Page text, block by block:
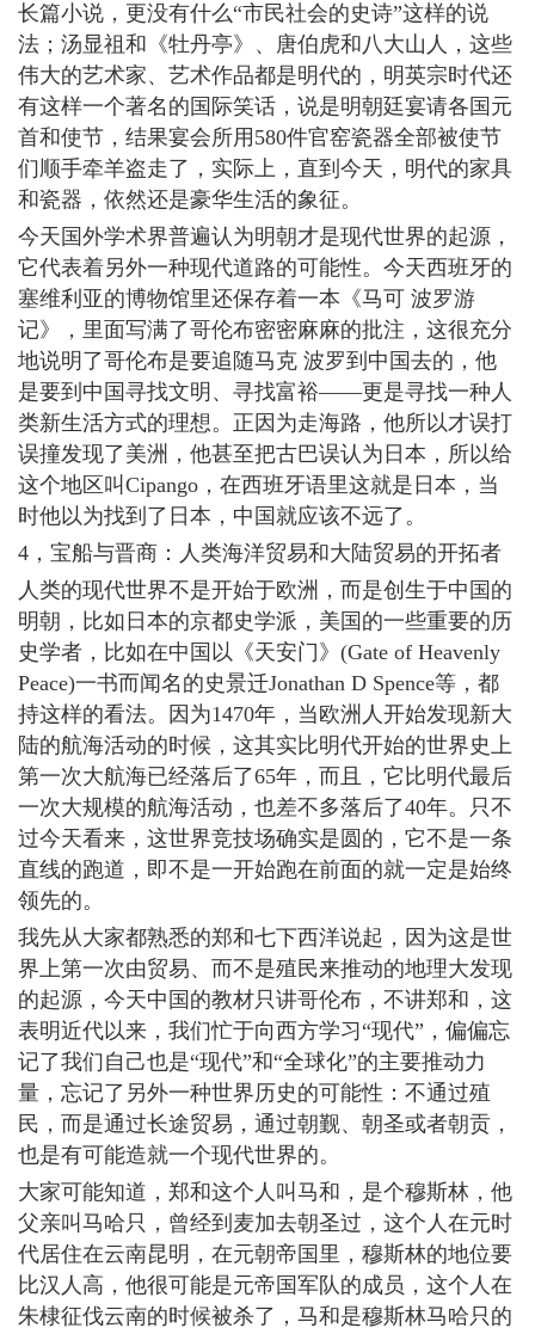
长篇小说，更没有什么“市民社会的史诗”这样的说
法；汤显祖和《牡丹亭》、唐伯虎和八大山人，这些
伟大的艺术家、艺术作品都是明代的，明英宗时代还
有这样一个著名的国际笑话，说是明朝廷宴请各国元
首和使节，结果宴会所用580件官窑瓷器全部被使节
们顺手牵羊盗走了，实际上，直到今天，明代的家具
和瓷器，依然还是豪华生活的象征。
今天国外学术界普遍认为明朝才是现代世界的起源，
它代表着另外一种现代道路的可能性。今天西班牙的
塞维利亚的博物馆里还保存着一本《马可 波罗游
记》，里面写满了哥伦布密密麻麻的批注，这很充分
地说明了哥伦布是要追随马克 波罗到中国去的，他
是要到中国寻找文明、寻找富裕――更是寻找一种人
类新生活方式的理想。正因为走海路，他所以才误打
误撞发现了美洲，他甚至把古巴误认为日本，所以给
这个地区叫Cipango，在西班牙语里这就是日本，当
时他以为找到了日本，中国就应该不远了。
4，宝船与晋商：人类海洋贸易和大陆贸易的开拓者
人类的现代世界不是开始于欧洲，而是创生于中国的
明朝，比如日本的京都史学派，美国的一些重要的历
史学者，比如在中国以《天安门》(Gate of Heavenly
Peace)一书而闻名的史景迁Jonathan D Spence等，都
持这样的看法。因为1470年，当欧洲人开始发现新大
陆的航海活动的时候，这其实比明代开始的世界史上
第一次大航海已经落后了65年，而且，它比明代最后
一次大规模的航海活动，也差不多落后了40年。只不
过今天看来，这世界竞技场确实是圆的，它不是一条
直线的跑道，即不是一开始跑在前面的就一定是始终
领先的。
我先从大家都熟悉的郑和七下西洋说起，因为这是世
界上第一次由贸易、而不是殖民来推动的地理大发现
的起源，今天中国的教材只讲哥伦布，不讲郑和，这
表明近代以来，我们忙于向西方学习“现代”，偏偏忘
记了我们自己也是“现代”和“全球化”的主要推动力
量，忘记了另外一种世界历史的可能性：不通过殖
民，而是通过长途贸易，通过朝觐、朝圣或者朝贡，
也是有可能造就一个现代世界的。
大家可能知道，郑和这个人叫马和，是个穆斯林，他
父亲叫马哈只，曾经到麦加去朝圣过，这个人在元时
代居住在云南昆明，在元朝帝国里，穆斯林的地位要
比汉人高，他很可能是元帝国军队的成员，这个人在
朱棣征伐云南的时候被杀了，马和是穆斯林马哈只的